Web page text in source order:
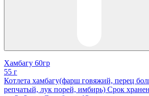
Хамбагу 60гр
55 г
Котлета хамбагу(фарш говяжий, перец
репчатый, лук порей, имбирь) Срок